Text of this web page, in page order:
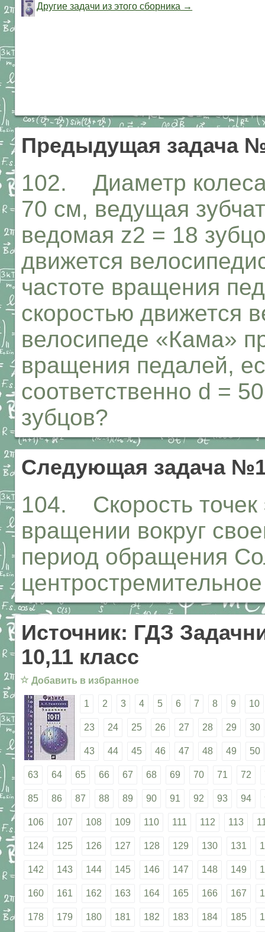
Другие задачи из этого сборника →
Предыдущая задача
102. Диаметр
70 см, ведущая
ведомая z2 = 18
движется
частоте вращения
скоростью движется
велосипеде «Кама»
вращения педалей,
соответственно d =
зубцов?
Следующая задача
104. Скорость точек
вращении вокруг
период обращения
Источник: ГДЗ
10,11 класс
☆ Добавить в избранное
1 2 3 4 5 6 7 8 9 10
23 24 25 26 27 28 29 30
43 44 45 46 47 48 49 50
63 64 65 66 67 68 69 70 71 72
85 86 87 88 89 90 91 92 93 94
106 107 108 109 110 111 112 113
124 125 126 127 128 129 130 131
142 143 144 145 146 147 148 149
160 161 162 163 164 165 166 167
178 179 180 181 182 183 184 185